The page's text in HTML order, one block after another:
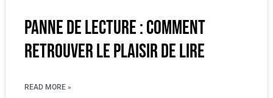
Panne de lecture : comment
retrouver le plaisir de lire
READ MORE »